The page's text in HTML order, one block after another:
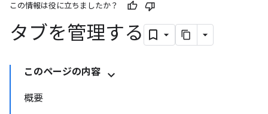
この情報は役に立ちましたか？
タブを管理する
このページの内容
概要